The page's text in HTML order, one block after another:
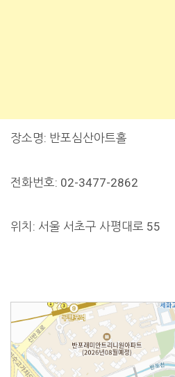
장소명: 반포심산아트홀
전화번호: 02-3477-2862
위치: 서울 서초구 사평대로 55